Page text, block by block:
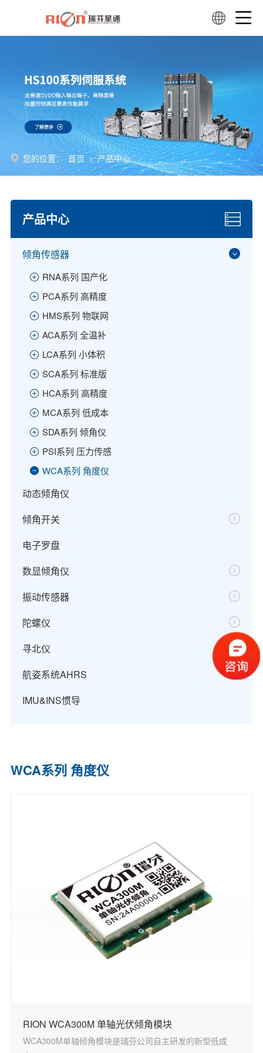
您的位置： 首页 > 产品中心
产品中心
倾角传感器
RNA系列 国产化
PCA系列 高精度
HMS系列 物联网
ACA系列 全温补
LCA系列 小体积
SCA系列 标准版
HCA系列 高精度
MCA系列 低成本
SDA系列 倾角仪
PSI系列 压力传感
WCA系列 角度仪
动态倾角仪
倾角开关
电子罗盘
数显倾角仪
振动传感器
陀螺仪
寻北仪
航姿系统AHRS
IMU&INS惯导
WCA系列 角度仪
RION WCA300M 单轴光伏倾角模块
WCA300M单轴倾角模块是瑞芬公司自主研发的新型低成